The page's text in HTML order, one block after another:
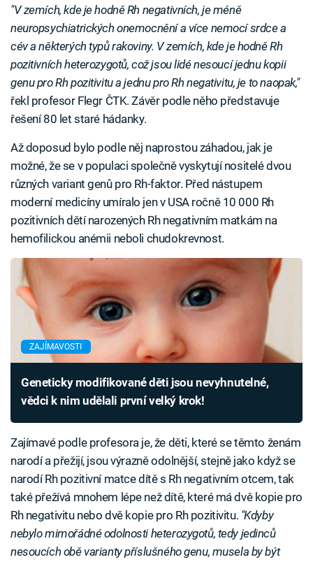
"V zemích, kde je hodně Rh negativních, je méně
neuropsychiatrických onemocnění a více nemocí srdce a
cév a některých typů rakoviny. V zemích, kde je hodně Rh
pozitivních heterozygotů, což jsou lidé nesoucí jednu kopii
genu pro Rh pozitivitu a jednu pro Rh negativitu, je to naopak,"
řekl profesor Flegr ČTK. Závěr podle něho představuje
řešení 80 let staré hádanky.
Až doposud bylo podle něj naprostou záhadou, jak je
možné, že se v populaci společně vyskytují nositelé dvou
různých variant genů pro Rh-faktor. Před nástupem
moderní medicíny umíralo jen v USA ročně 10 000 Rh
pozitivních dětí narozených Rh negativním matkám na
hemofilickou anémii neboli chudokrevnost.
ZAJÍMAVOSTI
Geneticky modifikované děti jsou nevyhnutelné,
vědci k nim udělali první velký krok!
Zajímavé podle profesora je, že děti, které se těmto ženám
narodí a přežijí, jsou výrazně odolnější, stejně jako když se
narodí Rh pozitivní matce dítě s Rh negativním otcem, tak
také přežívá mnohem lépe než dítě, které má dvě kopie pro
Rh negativitu nebo dvě kopie pro Rh pozitivitu. "Kdyby
nebylo mimořádné odolnosti heterozygotů, tedy jedinců
nesoucích obě varianty příslušného genu, musela by být